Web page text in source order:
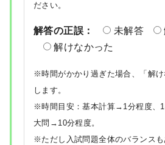
ださい。
解答の正誤： 未解答
解けなかった
※時間がかかり過ぎた場合、「解
します。
※時間目安：基本計算→1分程度、
大問→10分程度。
※ただし入試問題全体のバランス